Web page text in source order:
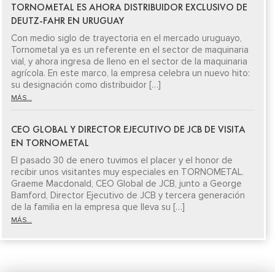
TORNOMETAL ES AHORA DISTRIBUIDOR EXCLUSIVO DE
DEUTZ-FAHR EN URUGUAY
Con medio siglo de trayectoria en el mercado uruguayo,
Tornometal ya es un referente en el sector de maquinaria
vial, y ahora ingresa de lleno en el sector de la maquinaria
agrícola. En este marco, la empresa celebra un nuevo hito:
su designación como distribuidor […]
MÁS...
CEO GLOBAL Y DIRECTOR EJECUTIVO DE JCB DE VISITA
EN TORNOMETAL
El pasado 30 de enero tuvimos el placer y el honor de
recibir unos visitantes muy especiales en TORNOMETAL.
Graeme Macdonald, CEO Global de JCB, junto a George
Bamford, Director Ejecutivo de JCB y tercera generación
de la familia en la empresa que lleva su […]
MÁS...